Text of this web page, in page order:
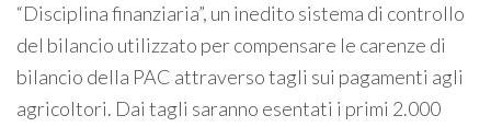
“Disciplina finanziaria”, un inedito sistema di controllo
del bilancio utilizzato per compensare le carenze di
bilancio della PAC attraverso tagli sui pagamenti agli
agricoltori. Dai tagli saranno esentati i primi 2.000